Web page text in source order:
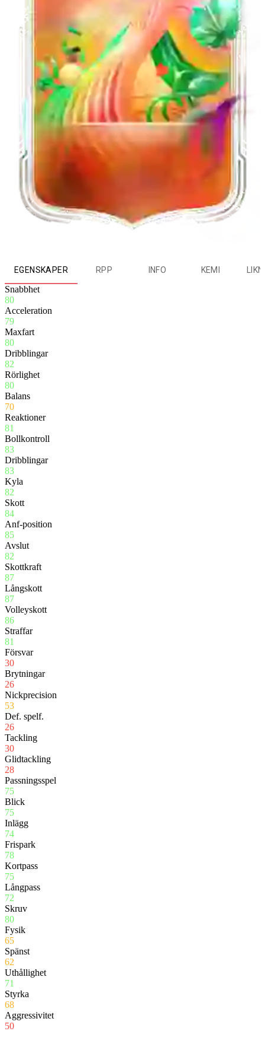
EGENSKAPER RPP INFO KEMI
Snabbhet
80
Acceleration
79
Maxfart
80
Dribblingar
82
Rörlighet
80
Balans
70
Reaktioner
81
Bollkontroll
83
Dribblingar
83
Kyla
82
Skott
84
Anf-position
85
Avslut
82
Skottkraft
87
Långskott
87
Volleyskott
86
Straffar
81
Försvar
30
Brytningar
26
Nickprecision
53
Def. spelf.
26
Tackling
30
Glidtackling
28
Passningsspel
75
Blick
75
Inlägg
74
Frispark
78
Kortpass
75
Långpass
72
Skruv
80
Fysik
65
Spänst
62
Uthållighet
71
Styrka
68
Aggressivitet
50